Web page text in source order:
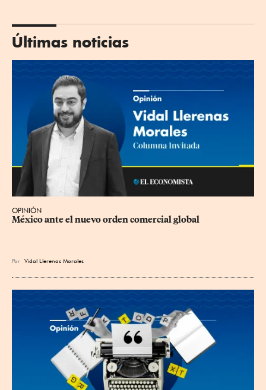
Últimas noticias
OPINIÓN
México ante el nuevo orden comercial global
Por Vidal Llerenas Morales